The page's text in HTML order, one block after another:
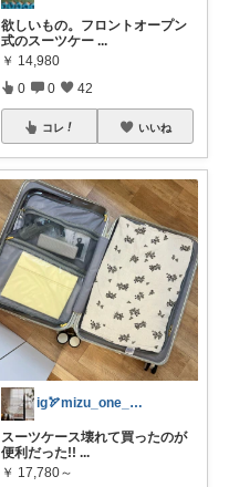
欲しいもの。フロントオープン
式のスーツケー ...
￥ 14,980
0 0 42
コレ いいね
ig🏹mizu_one_story
スーツケース壊れて買ったのが
便利だった!! ...
￥ 17,780～